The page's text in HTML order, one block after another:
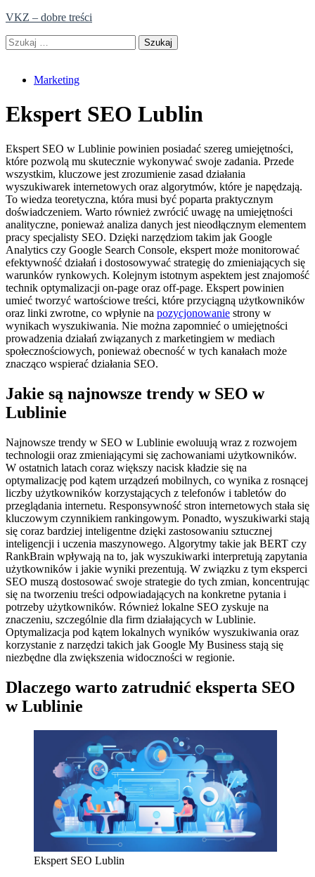
Skip
content
VKZ – dobre treści
Szukaj:
Marketing
Ekspert SEO Lublin
Ekspert SEO w Lublinie powinien posiadać szereg umiejętności,
które pozwolą mu skutecznie wykonywać swoje zadania. Przede
wszystkim, kluczowe jest zrozumienie zasad działania
wyszukiwarek internetowych oraz algorytmów, które je napędzają.
To wiedza teoretyczna, która musi być poparta praktycznym
doświadczeniem. Warto również zwrócić uwagę na umiejętności
analityczne, ponieważ analiza danych jest nieodłącznym elementem
pracy specjalisty SEO. Dzięki narzędziom takim jak Google
Analytics czy Google Search Console, ekspert może monitorować
efektywność działań i dostosowywać strategię do zmieniających się
warunków rynkowych. Kolejnym istotnym aspektem jest znajomość
technik optymalizacji on-page oraz off-page. Ekspert powinien
umieć tworzyć wartościowe treści, które przyciągną użytkowników
oraz linki zwrotne, co wpłynie na pozycjonowanie strony w
wynikach wyszukiwania. Nie można zapomnieć o umiejętności
prowadzenia działań związanych z marketingiem w mediach
społecznościowych, ponieważ obecność w tych kanałach może
znacząco wspierać działania SEO.
Jakie są najnowsze trendy w SEO w
Lublinie
Najnowsze trendy w SEO w Lublinie ewoluują wraz z rozwojem
technologii oraz zmieniającymi się zachowaniami użytkowników.
W ostatnich latach coraz większy nacisk kładzie się na
optymalizację pod kątem urządzeń mobilnych, co wynika z rosnącej
liczby użytkowników korzystających z telefonów i tabletów do
przeglądania internetu. Responsywność stron internetowych stała się
kluczowym czynnikiem rankingowym. Ponadto, wyszukiwarki stają
się coraz bardziej inteligentne dzięki zastosowaniu sztucznej
inteligencji i uczenia maszynowego. Algorytmy takie jak BERT czy
RankBrain wpływają na to, jak wyszukiwarki interpretują zapytania
użytkowników i jakie wyniki prezentują. W związku z tym eksperci
SEO muszą dostosować swoje strategie do tych zmian, koncentrując
się na tworzeniu treści odpowiadających na konkretne pytania i
potrzeby użytkowników. Również lokalne SEO zyskuje na
znaczeniu, szczególnie dla firm działających w Lublinie.
Optymalizacja pod kątem lokalnych wyników wyszukiwania oraz
korzystanie z narzędzi takich jak Google My Business stają się
niezbędne dla zwiększenia widoczności w regionie.
Dlaczego warto zatrudnić eksperta SEO
w Lublinie
Ekspert SEO Lublin